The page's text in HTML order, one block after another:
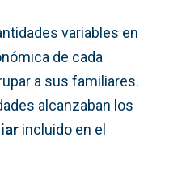
variables en
de cada
a sus familiares.
alcanzaban los
incluido en el